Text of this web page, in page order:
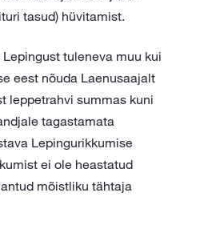
tasud) hüvitamist.
tuleneva muu kui
eest nõuda Laenusaajalt
leppetrahvi summas kuni
tagastamata
Lepingurikkumise
ei ole heastatud
mõistliku tähtaja